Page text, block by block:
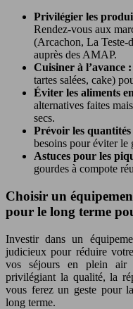
Privilégier les
Rendez-vous aux
(Arcachon, La Teste-
auprès des AMAP.
Cuisiner à l’avance :
tartes salées, cake)
Éviter les aliments
alternatives faites
secs.
Prévoir les quantités
besoins pour éviter le
Astuces pour les
gourdes à compote
Choisir un
pour le long terme
Investir dans un
judicieux pour réduire
vos séjours en plein air
privilégiant la qualité, la
vous ferez un geste pour
long terme.